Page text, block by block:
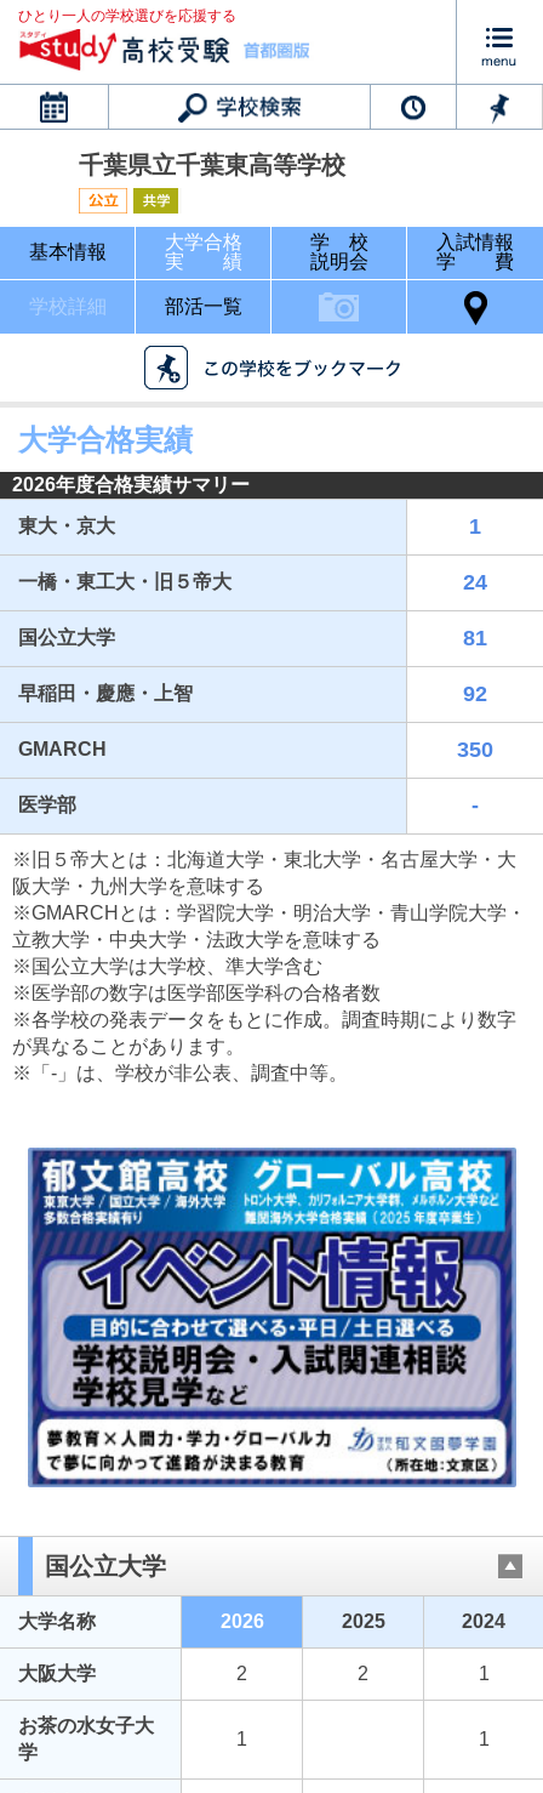
ひとり一人の学校選びを応援する
カレンダー
最近見た学校
千葉県立千葉東高等学校
ブックマークした学校
ブックマークした学校はありません
千葉県立千葉東高等学校
基本情報
大学合格
実 績
学 校
説明会
入試情報
学 費
学校詳細 部活一覧
大学合格実績
2026年度合格実績サマリー
東大・京大
1
一橋・東工大・旧５帝大 24
国公立大学 81
早稲田・慶應・上智 92
GMARCH 350
医学部 -
※旧５帝大とは：北海道大学・東北大学・名古屋大学・大
阪大学・九州大学を意味する
※GMARCHとは：学習院大学・明治大学・青山学院大学・
立教大学・中央大学・法政大学を意味する
※国公立大学は大学校、準大学含む
※医学部の数字は医学部医学科の合格者数
※各学校の発表データをもとに作成。調査時期により数字
が異なることがあります。
※「-」は、学校が非公表、調査中等。
国公立大学
大学名称 2026 2025 2024
大阪大学 2 2 1
お茶の水女子大
学
1 1